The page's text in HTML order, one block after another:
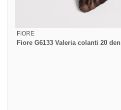
FIORE
Fiore G6133 Valeria colanti 20 den